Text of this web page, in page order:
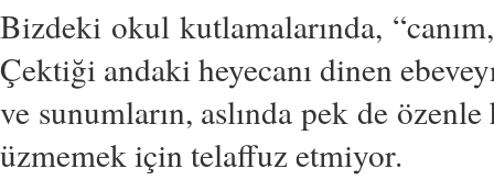
Bizdeki okul kutlamalarında,
Çektiği andaki heyecanı dinen
ve sunumların, aslında pek de özenle
üzmemek için telaffuz etmiyor.